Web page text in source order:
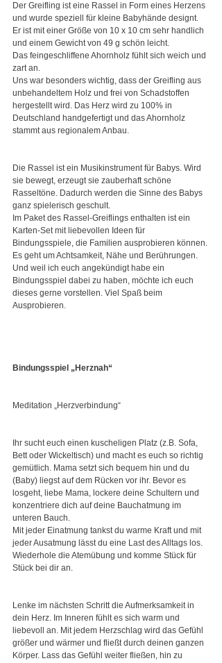
Der Greifling ist eine Rassel in Form eines Herzens
und wurde speziell für kleine Babyhände designt.
Er ist mit einer Größe von 10 x 10 cm sehr handlich
und einem Gewicht von 49 g schön leicht.
Das feingeschliffene Ahornholz fühlt sich weich und
zart an.
Uns war besonders wichtig, dass der Greifling aus
unbehandeltem Holz und frei von Schadstoffen
hergestellt wird. Das Herz wird zu 100% in
Deutschland handgefertigt und das Ahornholz
stammt aus regionalem Anbau.
Die Rassel ist ein Musikinstrument für Babys. Wird
sie bewegt, erzeugt sie zauberhaft schöne
Rasseltöne. Dadurch werden die Sinne des Babys
ganz spielerisch geschult.
Im Paket des Rassel-Greiflings enthalten ist ein
Karten-Set mit liebevollen Ideen für
Bindungsspiele, die Familien ausprobieren können.
Es geht um Achtsamkeit, Nähe und Berührungen.
Und weil ich euch angekündigt habe ein
Bindungsspiel dabei zu haben, möchte ich euch
dieses gerne vorstellen. Viel Spaß beim
Ausprobieren.
Bindungsspiel „Herznah“
Meditation „Herzverbindung“
Ihr sucht euch einen kuscheligen Platz (z.B. Sofa,
Bett oder Wickeltisch) und macht es euch so richtig
gemütlich. Mama setzt sich bequem hin und du
(Baby) liegst auf dem Rücken vor ihr. Bevor es
losgeht, liebe Mama, lockere deine Schultern und
konzentriere dich auf deine Bauchatmung im
unteren Bauch.
Mit jeder Einatmung tankst du warme Kraft und mit
jeder Ausatmung lässt du eine Last des Alltags los.
Wiederhole die Atemübung und komme Stück für
Stück bei dir an.
Lenke im nächsten Schritt die Aufmerksamkeit in
dein Herz. Im Inneren fühlt es sich warm und
liebevoll an. Mit jedem Herzschlag wird das Gefühl
größer und wärmer und fließt durch deinen ganzen
Körper. Lass das Gefühl weiter fließen, hin zu